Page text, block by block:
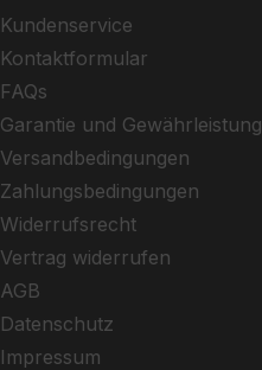
Kundenservice
Kontaktformular
FAQs
Garantie und Gewährleistung
Versandbedingungen
Zahlungsbedingungen
Widerrufsrecht
Vertrag widerrufen
AGB
Datenschutz
Impressum